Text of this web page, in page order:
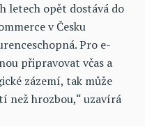
letech opět dostává do
v Česku
Pro e-
připravovat včas a
zázemí, tak může
než hrozbou,“ uzavírá